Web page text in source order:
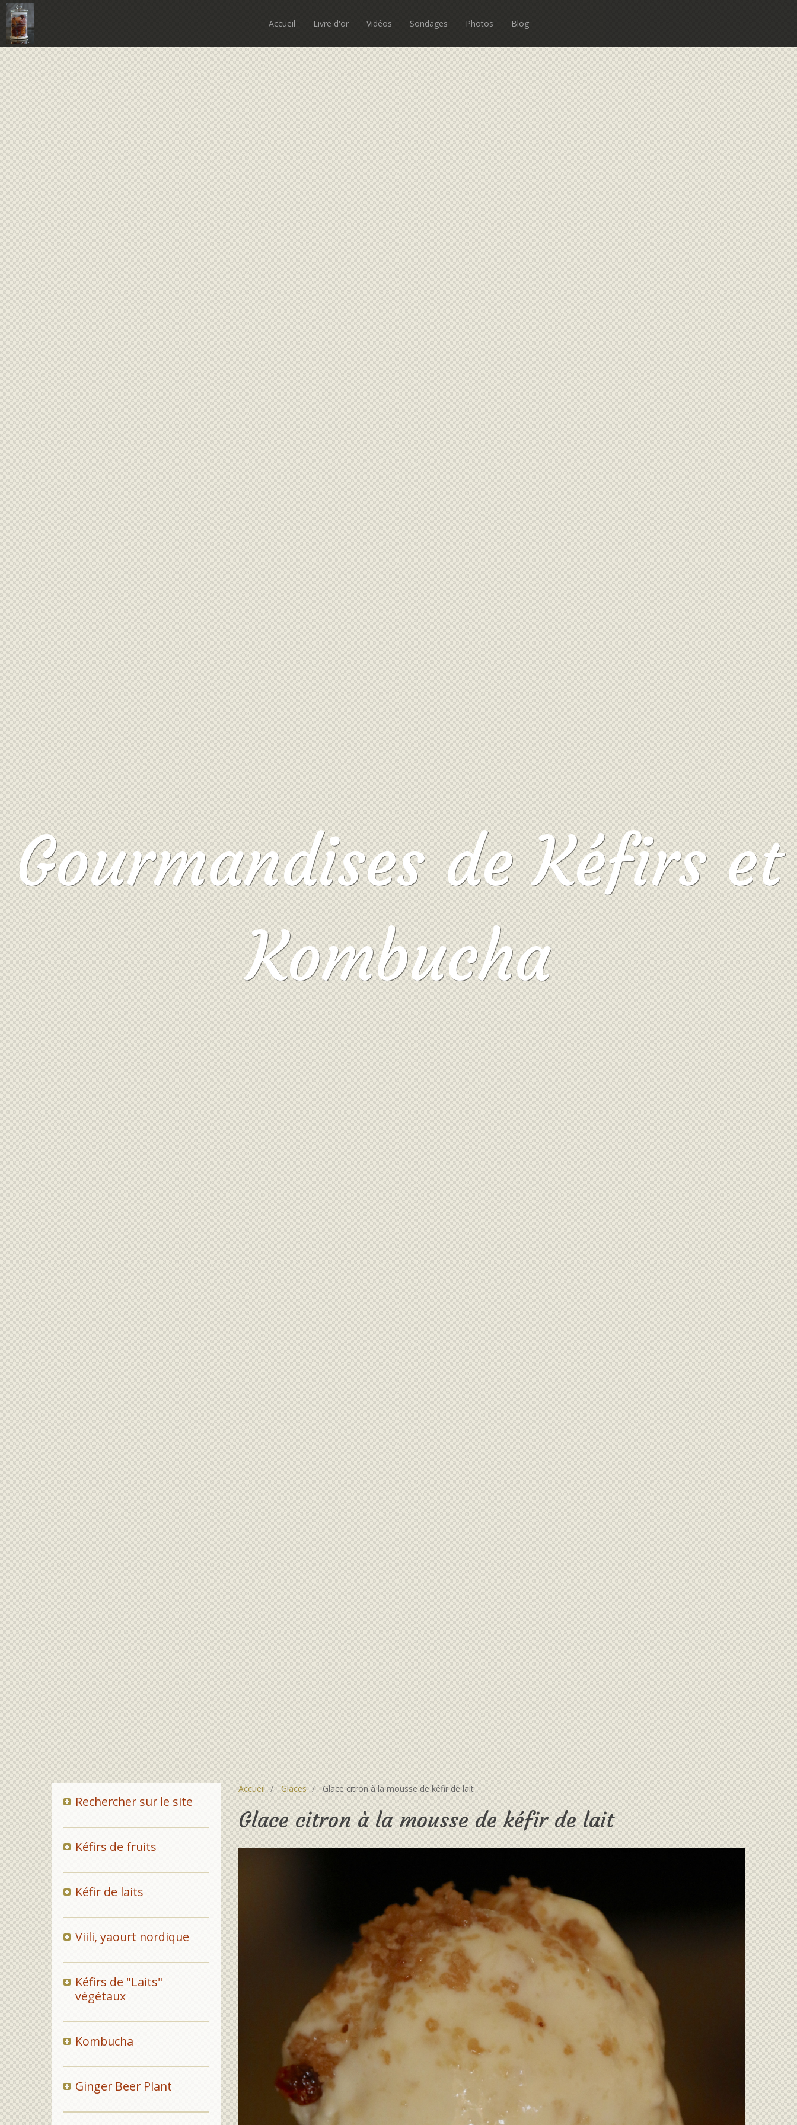
Accueil Livre d'or Vidéos Sondages Photos Blog
Gourmandises de Kéfirs et
Kombucha
Accueil Glaces Glace citron à la mousse de kéfir de lait
Glace citron à la mousse de kéfir de lait
Rechercher sur le site
Kéfirs de fruits
Kéfir de laits
Viili, yaourt nordique
Kéfirs de "Laits"
végétaux
Kombucha
Ginger Beer Plant